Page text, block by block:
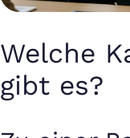
Welche
gibt es?